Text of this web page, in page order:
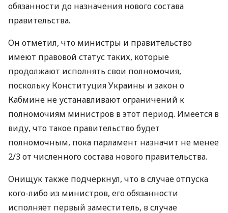
обязанности до назначения нового состава
правительства.
Он отметил, что министры и правительство
имеют правовой статус таких, которые
продолжают исполнять свои полномочия,
поскольку Конституция Украины и закон о
Кабмине не устанавливают ограничений к
полномочиям министров в этот период. Имеется в
виду, что такое правительство будет
полномочным, пока парламент назначит не менее
2/3 от численного состава нового правительства.
Онищук также подчеркнул, что в случае отпуска
кого-либо из министров, его обязанности
исполняет первый заместитель, в случае